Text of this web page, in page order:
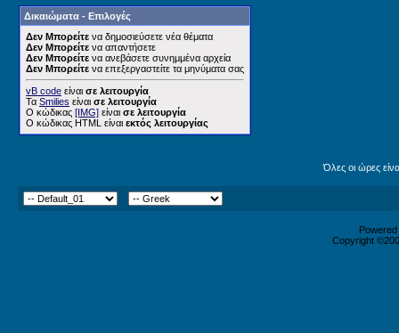
Δικαιώματα - Επιλογές
Δεν Μπορείτε να δημοσιεύσετε νέα θέματα
Δεν Μπορείτε να απαντήσετε
Δεν Μπορείτε να ανεβάσετε συνημμένα αρχεία
Δεν Μπορείτε να επεξεργαστείτε τα μηνύματα σας
vB code είναι σε λειτουργία
Τα Smilies είναι σε λειτουργία
Ο κώδικας [IMG] είναι σε λειτουργία
Ο κώδικας HTML είναι εκτός λειτουργίας
Όλες οι ώρες
Copyright